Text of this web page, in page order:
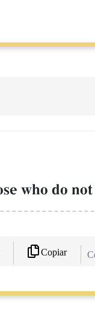
who do
Copiar